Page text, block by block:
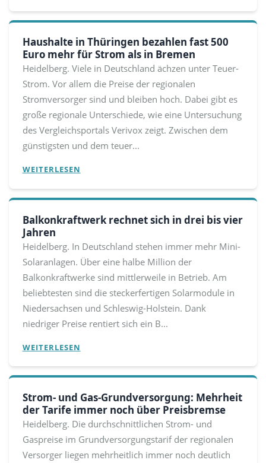
Haushalte in Thüringen bezahlen fast 500
Euro mehr für Strom als in Bremen
Heidelberg. Viele in Deutschland ächzen unter Teuer-
Strom. Vor allem die Preise der regionalen
Stromversorger sind und bleiben hoch. Dabei gibt es
große regionale Unterschiede, wie eine Untersuchung
des Vergleichsportals Verivox zeigt. Zwischen dem
günstigsten und dem teuer...
WEITERLESEN
Balkonkraftwerk rechnet sich in drei bis vier
Jahren
Heidelberg. In Deutschland stehen immer mehr Mini-
Solaranlagen. Über eine halbe Million der
Balkonkraftwerke sind mittlerweile in Betrieb. Am
beliebtesten sind die steckerfertigen Solarmodule in
Niedersachsen und Schleswig-Holstein. Dank
niedriger Preise rentiert sich ein B...
WEITERLESEN
Strom- und Gas-Grundversorgung: Mehrheit
der Tarife immer noch über Preisbremse
Heidelberg. Die durchschnittlichen Strom- und
Gaspreise im Grundversorgungstarif der regionalen
Versorger liegen mehrheitlich immer noch deutlich